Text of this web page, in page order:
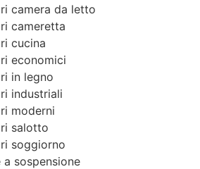
camera da letto
cameretta
cucina
economici
in legno
industriali
moderni
salotto
soggiorno
a sospensione